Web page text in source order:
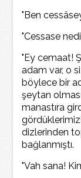
"Ben
"Cessase
"Ey cemaat!
adam var, o
böylece bir
şeytan
manastıra
dizlerinden
bağlanmıştı.
"Vah sana!